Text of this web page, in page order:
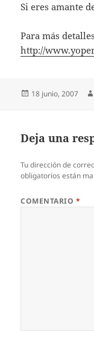
Si eres amante
Para más
http://
Publicado
18 junio, 2007
Deja una
Tu dirección de
obligatorios están
COMENTARIO *